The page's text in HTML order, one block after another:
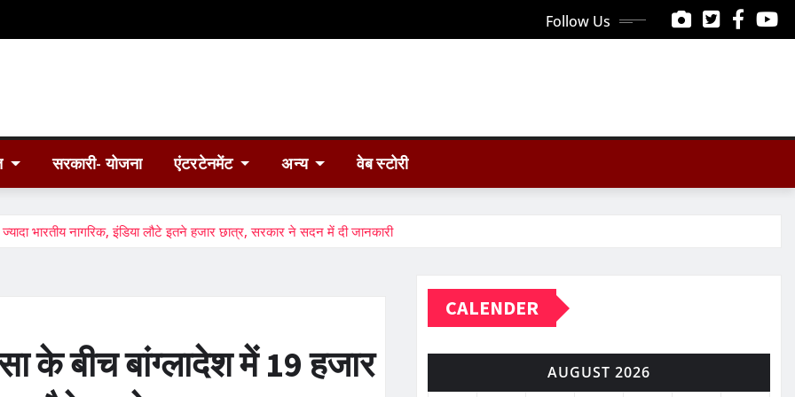
Follow Us
सरकारी- योजना एंटरटेनमेंट अन्य वेब स्टोरी
भारतीय नागरिक, इंडिया लौटे इतने हजार छात्र, सरकार ने सदन में दी जानकारी
के बीच बांग्लादेश में 19 हजार
CALENDER
AUGUST 2026